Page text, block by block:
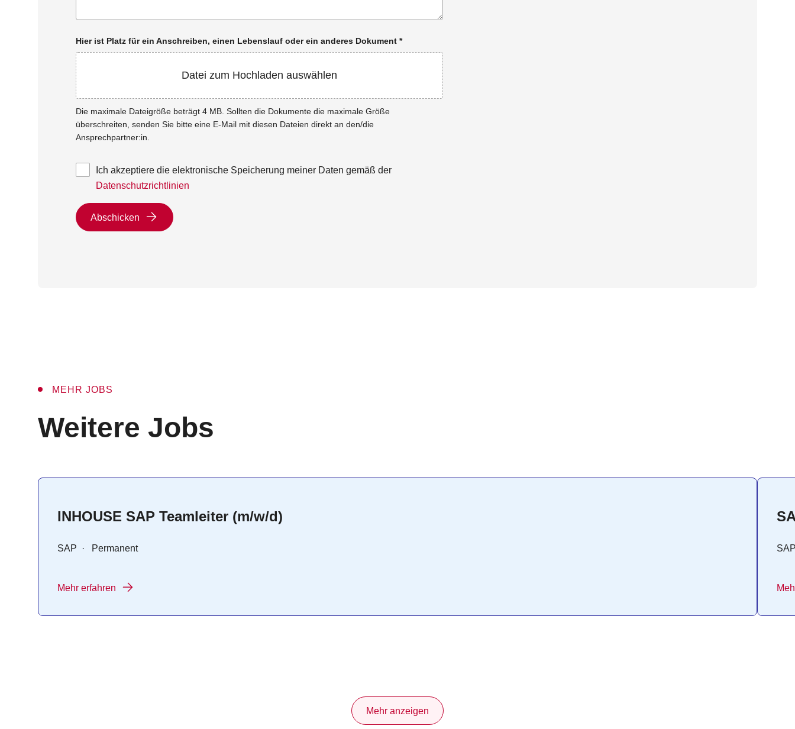
Hier ist Platz für ein Anschreiben, einen Lebenslauf oder ein anderes Dokument *
Datei zum Hochladen auswählen
Die maximale Dateigröße beträgt 4 MB. Sollten die Dokumente die maximale Größe
überschreiten, senden Sie bitte eine E-Mail mit diesen Dateien direkt an den/die
Ansprechpartner:in.
Ich akzeptiere die elektronische Speicherung meiner Daten gemäß der
Datenschutzrichtlinien
Abschicken
MEHR JOBS
:
Weitere Jobs
INHOUSE SAP Teamleiter (m/w/d)
SAP · Permanent
Mehr erfahren
Mehr anzeigen